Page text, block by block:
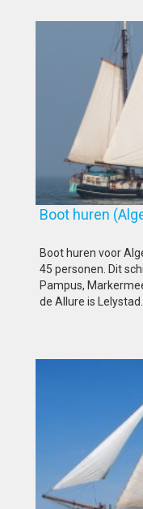
Boot huren
Boot huren voor
45 personen. Dit
Pampus,
de Allure is Lelystad.